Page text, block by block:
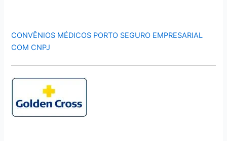
CONVÊNIOS MÉDICOS PORTO SEGURO EMPRESARIAL
COM CNPJ